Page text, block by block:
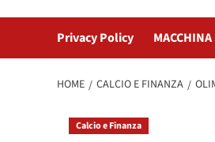
Privacy Policy
HOME CALCIO E FINANZA
Calcio e Finanza